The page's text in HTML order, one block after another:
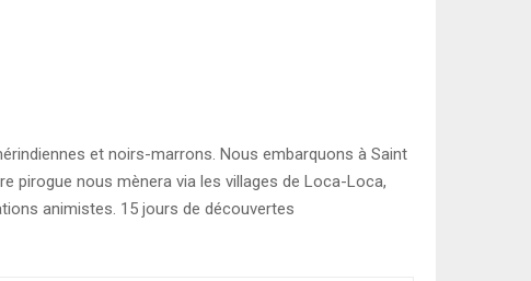
et noirs-marrons. Nous embarquons à Saint
pirogue nous mènera via les villages de Loca-Loca,
animistes. 15 jours de découvertes